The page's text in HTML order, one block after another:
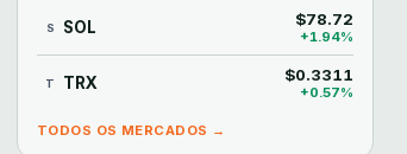
S SOL $78.72
+1.94%
T TRX $0.3311
+0.57%
TODOS OS MERCADOS →